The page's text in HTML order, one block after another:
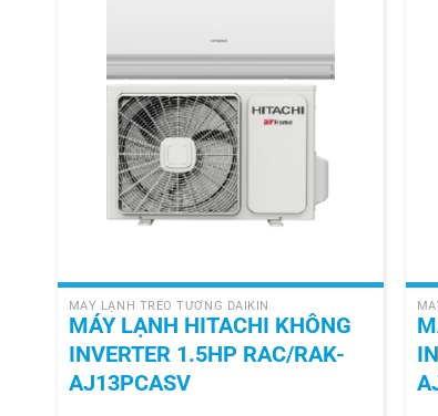
MÁY LẠNH TREO TƯỜNG DAIKIN
MÁY LẠNH HITACHI KHÔNG
INVERTER 1.5HP RAC/RAK-
AJ13PCASV